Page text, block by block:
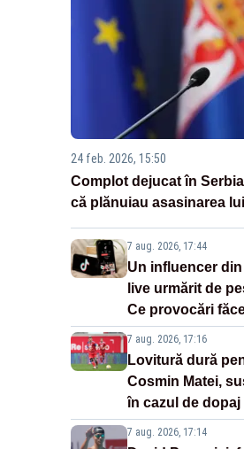
24 feb. 2026, 15:50
Complot dejucat în
că plănuiau asasinarea
7 aug. 2026, 17:44
Un influencer
live urmărit de
Ce provocări
7 aug. 2026, 17:16
Lovitură dură
Cosmin Matei,
în cazul de dopaj
7 aug. 2026, 17:14